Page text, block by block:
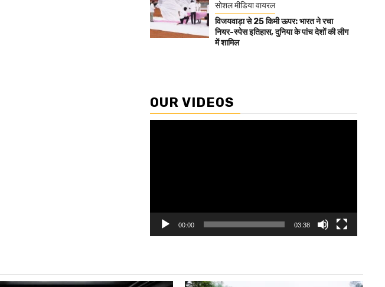
सोशल मीडिया वायरल
विजयवाड़ा से 25 किमी ऊपर: भारत ने रचा
नियर-स्पेस इतिहास, दुनिया के पांच देशों की लीग
में शामिल
OUR VIDEOS
00:00 03:38